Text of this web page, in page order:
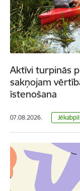
Aktīvi turpinās
sakņojam
īstenošana
07.08.2026.